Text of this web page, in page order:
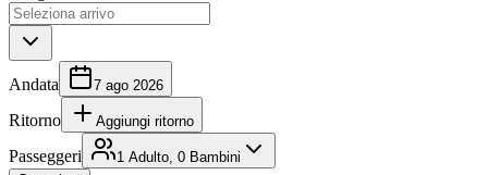
Andata 7 ago 2026
Ritorno Aggiungi ritorno
Passeggeri
1 Adulto, 0 Bambini